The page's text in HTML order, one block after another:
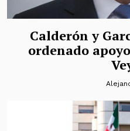
Calderón y
ordenado